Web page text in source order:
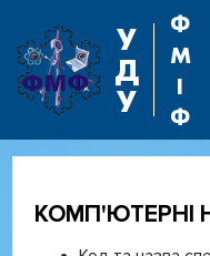
У
Д
У
Ф
М
І
Ф
КОМП'ЮТЕРНІ